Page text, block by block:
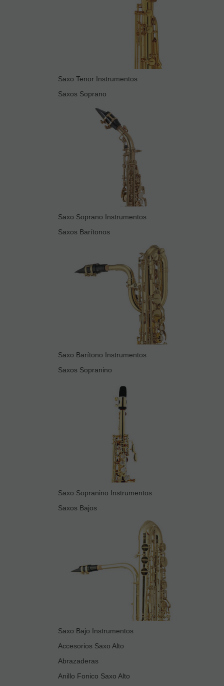
Saxo Tenor Instrumentos
Saxos Soprano
Saxo Soprano Instrumentos
Saxos Barítonos
Saxo Barítono Instrumentos
Saxos Sopranino
Saxo Sopranino Instrumentos
Saxos Bajos
Saxo Bajo Instrumentos
Accesorios Saxo Alto
Abrazaderas
Anillo Fonico Saxo Alto